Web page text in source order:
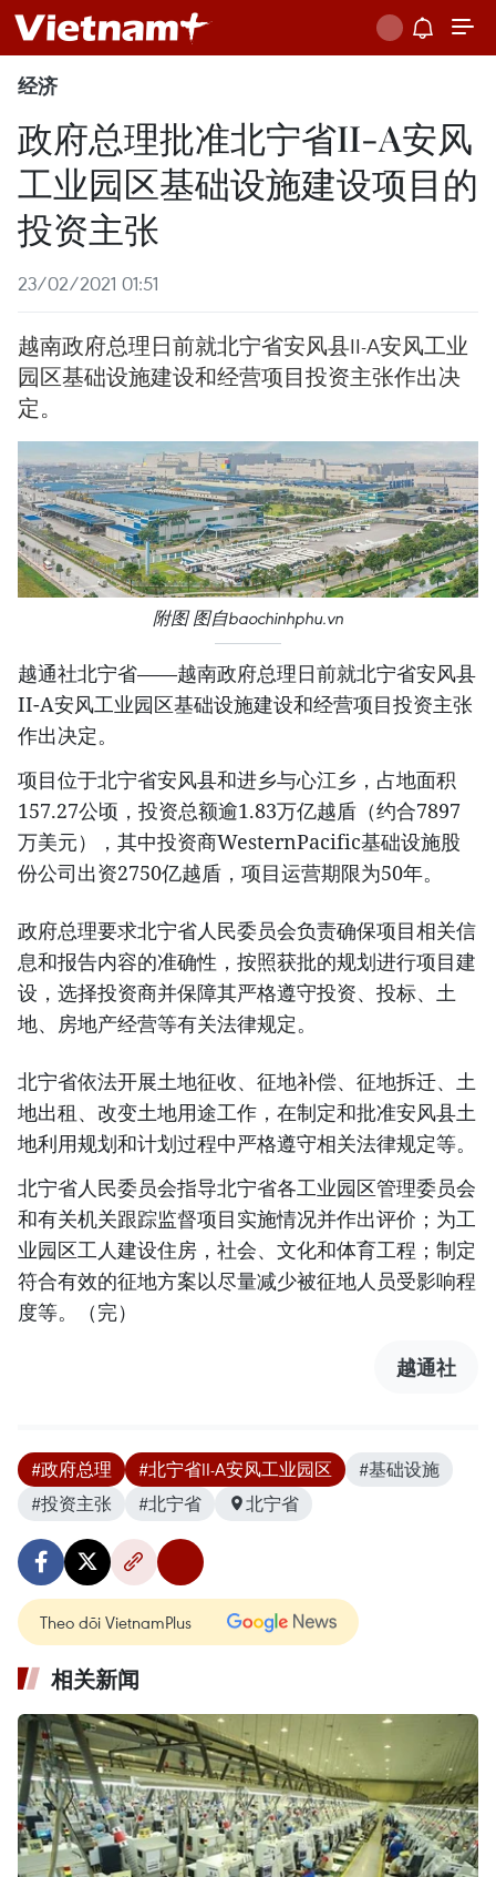
经济
政府总理批准北宁省II-A安风
工业园区基础设施建设项目的
投资主张
23/02/2021 01:51
越南政府总理日前就北宁省安风县II-A安风工业
园区基础设施建设和经营项目投资主张作出决
定。
附图 图自baochinhphu.vn
越通社北宁省——越南政府总理日前就北宁省安风县
II-A安风工业园区基础设施建设和经营项目投资主张
作出决定。
项目位于北宁省安风县和进乡与心江乡，占地面积
157.27公顷，投资总额逾1.83万亿越盾（约合7897
万美元），其中投资商WesternPacific基础设施股
份公司出资2750亿越盾，项目运营期限为50年。
政府总理要求北宁省人民委员会负责确保项目相关信
息和报告内容的准确性，按照获批的规划进行项目建
设，选择投资商并保障其严格遵守投资、投标、土
地、房地产经营等有关法律规定。
北宁省依法开展土地征收、征地补偿、征地拆迁、土
地出租、改变土地用途工作，在制定和批准安风县土
地利用规划和计划过程中严格遵守相关法律规定等。
北宁省人民委员会指导北宁省各工业园区管理委员会
和有关机关跟踪监督项目实施情况并作出评价；为工
业园区工人建设住房，社会、文化和体育工程；制定
符合有效的征地方案以尽量减少被征地人员受影响程
度等。（完）
越通社
#政府总理 #北宁省II-A安风工业园区
#基础设施
#投资主张
#北宁省 北宁省
Theo dõi VietnamPlus
相关新闻